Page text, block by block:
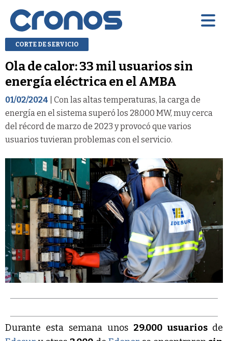
CORTE DE SERVICIO
Ola de calor: 33 mil usuarios sin
energía eléctrica en el AMBA
01/02/2024 | Con las altas temperaturas, la carga de
energía en el sistema superó los 28.000 MW, muy cerca
del récord de marzo de 2023 y provocó que varios
usuarios tuvieran problemas con el servicio.
Durante esta semana unos 29.000 usuarios de